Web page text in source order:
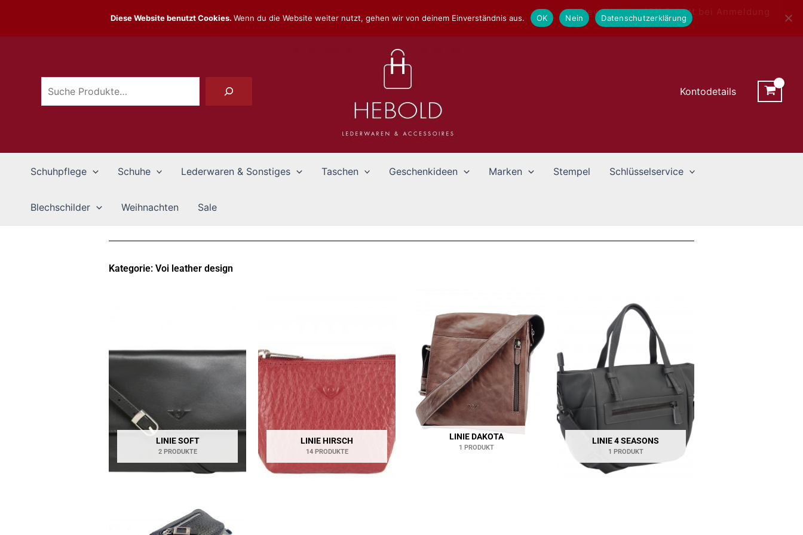
springen
Newsletter - 10% Rabatt bei Anmeldung
Suchen
Kontodetails
Schuhpflege Schuhe Lederwaren & Sonstiges Taschen Geschenkideen Marken Stempel Schlüsselservice
Blechschilder Weihnachten Sale
Kategorie: Voi leather design
LINIE SOFT
2 PRODUKTE
LINIE HIRSCH
14 PRODUKTE
LINIE DAKOTA
1 PRODUKT
LINIE 4 SEASONS
1 PRODUKT
Diese Website benutzt Cookies. Wenn du die Website weiter nutzt, gehen wir von deinem Einverständnis aus. OK Nein Datenschutzerklärung